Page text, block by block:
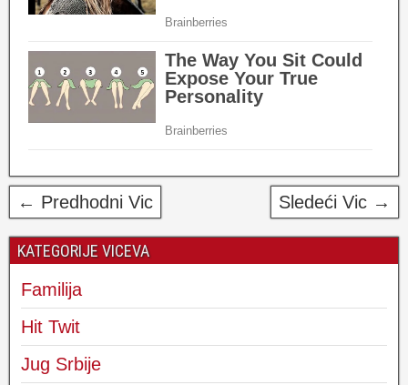
← Predhodni Vic Sledeći Vic →
KATEGORIJE VICEVA
Familija
Hit Twit
Jug Srbije